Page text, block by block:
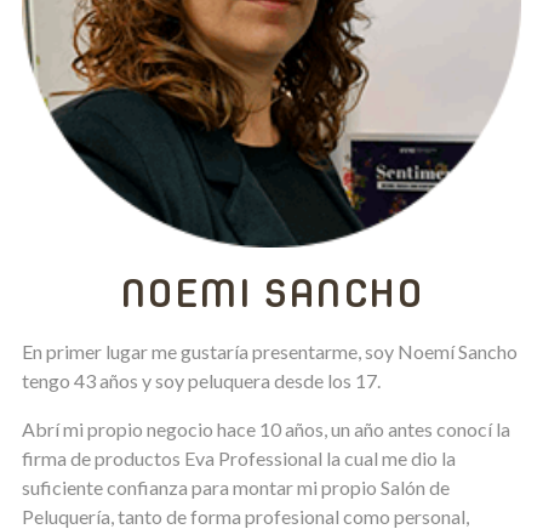
NOEMI SANCHO
En primer lugar me gustaría presentarme, soy Noemí Sancho
tengo 43 años y soy peluquera desde los 17.
Abrí mi propio negocio hace 10 años, un año antes conocí la
firma de productos Eva Professional la cual me dio la
suficiente confianza para montar mi propio Salón de
Peluquería, tanto de forma profesional como personal,